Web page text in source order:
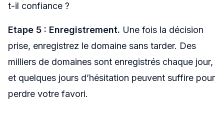
t-il confiance ?
Etape 5 : Enregistrement. Une fois la décision
prise, enregistrez le domaine sans tarder. Des
milliers de domaines sont enregistrés chaque jour,
et quelques jours d’hésitation peuvent suffire pour
perdre votre favori.